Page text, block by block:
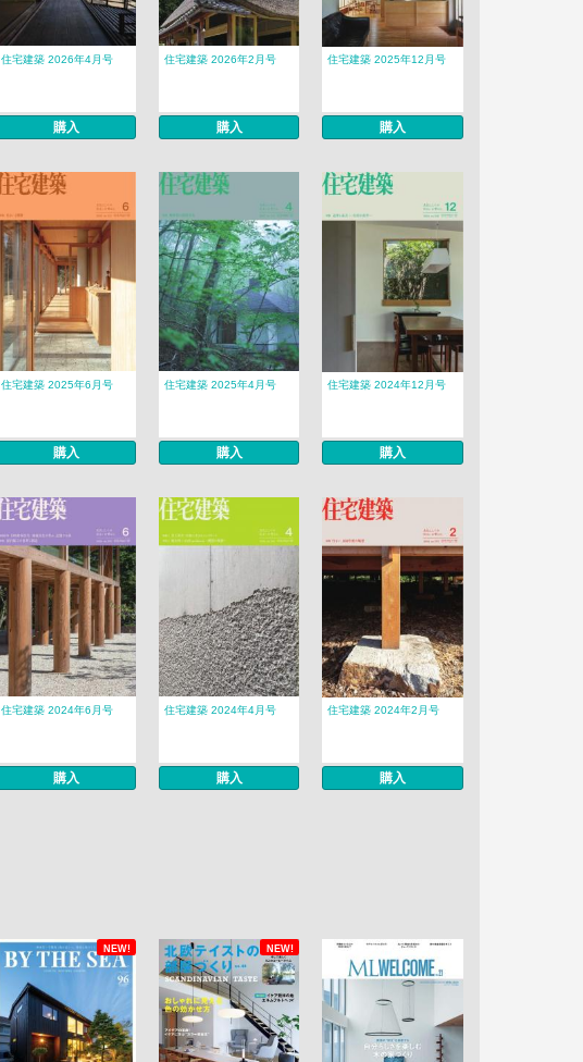
住宅建築 2026年4月号
購入
住宅建築 2026年2月号
購入
住宅建築 2025年12月号
購入
住宅建築 2025年6月号
購入
住宅建築 2025年4月号
購入
住宅建築 2024年12月号
購入
住宅建築 2024年6月号
購入
住宅建築 2024年4月号
購入
住宅建築 2024年2月号
購入
NEW! NEW!